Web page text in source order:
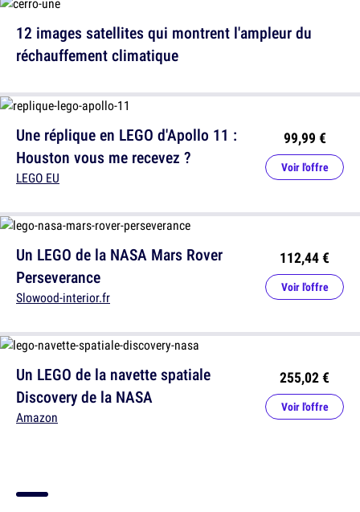
Une réplique en LEGO d'Apollo 11 :
Houston vous me recevez ?
LEGO EU
99,99 €
Voir l'offre
12 images satellites qui montrent l'ampleur du
réchauffement climatique
Un LEGO de la NASA Mars Rover
Perseverance
Slowood-interior.fr
112,44 €
Voir l'offre
Un LEGO de la navette spatiale
Discovery de la NASA
Amazon
255,02 €
Voir l'offre